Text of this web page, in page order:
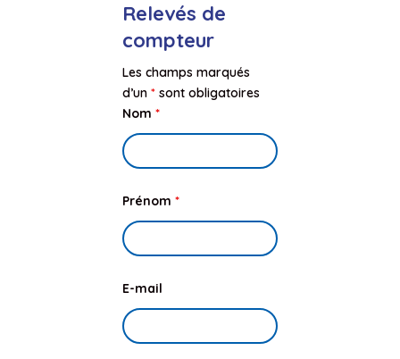
Relevés de
compteur
Les champs marqués
d’un *sont obligatoires
Nom *
Prénom *
E-mail